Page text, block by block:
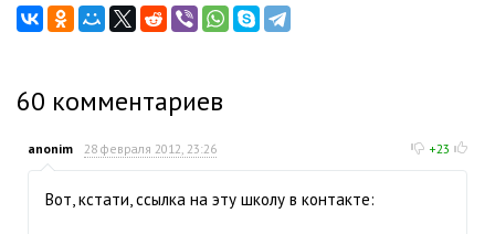
60 комментариев
anonim 28 февраля 2012, 23:26 +23
Вот, кстати, ссылка на эту школу в контакте: